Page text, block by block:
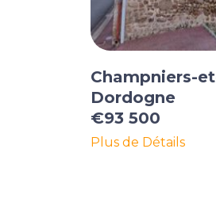
Champniers-
Dordogne
€93 500
Plus de Détails